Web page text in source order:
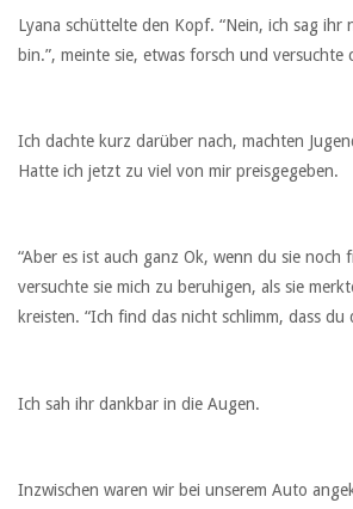
Lyana schüttelte den Kopf. “Nein, ich sag ihr
bin.”, meinte sie, etwas forsch und versuchte
Ich dachte kurz darüber nach, machten
Hatte ich jetzt zu viel von mir preisgegeben.
“Aber es ist auch ganz Ok, wenn du sie noch
versuchte sie mich zu beruhigen, als sie
kreisten. “Ich find das nicht schlimm, dass du
Ich sah ihr dankbar in die Augen.
Inzwischen waren wir bei unserem Auto